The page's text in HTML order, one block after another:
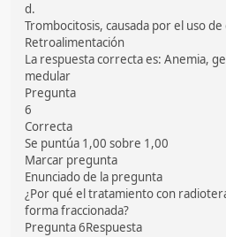
d.
Trombocitosis, causada por el uso
Retroalimentación
La respuesta correcta es: Anemia,
medular
Pregunta
6
Correcta
Se puntúa 1,00 sobre 1,00
Marcar pregunta
Enunciado de la pregunta
¿Por qué el tratamiento con
forma fraccionada?
Pregunta 6Respuesta